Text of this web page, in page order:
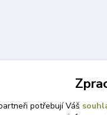
potřebují Váš